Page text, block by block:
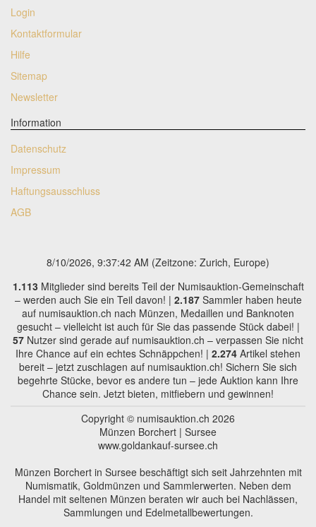
Login
Kontaktformular
Hilfe
Sitemap
Newsletter
Information
Datenschutz
Impressum
Haftungsausschluss
AGB
8/10/2026, 9:37:43 AM (Zeitzone: Zurich, Europe)
1.113 Mitglieder sind bereits Teil der Numisauktion-Gemeinschaft
– werden auch Sie ein Teil davon! | 2.187Sammler haben heute
auf numisauktion.ch nach Münzen, Medaillen und Banknoten
gesucht – vielleicht ist auch für Sie das passende Stück dabei! |
57 Nutzer sind gerade auf numisauktion.ch – verpassen Sie nicht
Ihre Chance auf ein echtes Schnäppchen! | 2.274 Artikel stehen
bereit – jetzt zuschlagen auf numisauktion.ch! Sichern Sie sich
begehrte Stücke, bevor es andere tun – jede Auktion kann Ihre
Chance sein. Jetzt bieten, mitfiebern und gewinnen!
Copyright © numisauktion.ch 2026
Münzen Borchert | Sursee
www.goldankauf-sursee.ch
Münzen Borchert in Sursee beschäftigt sich seit Jahrzehnten mit
Numismatik, Goldmünzen und Sammlerwerten. Neben dem
Handel mit seltenen Münzen beraten wir auch bei Nachlässen,
Sammlungen und Edelmetallbewertungen.